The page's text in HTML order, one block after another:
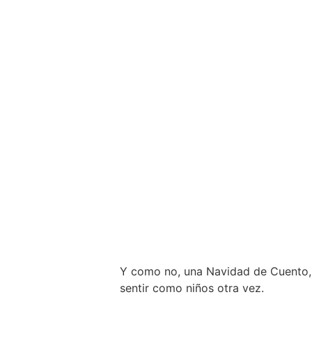
Y como no, una Navidad de
sentir como niños otra vez.